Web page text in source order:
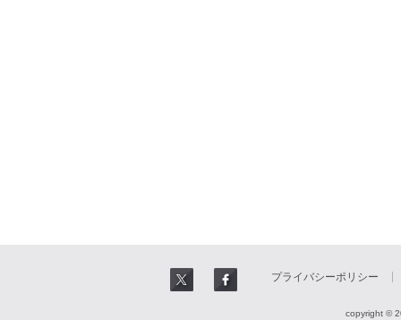
プライバシーポリシー
copyright ©